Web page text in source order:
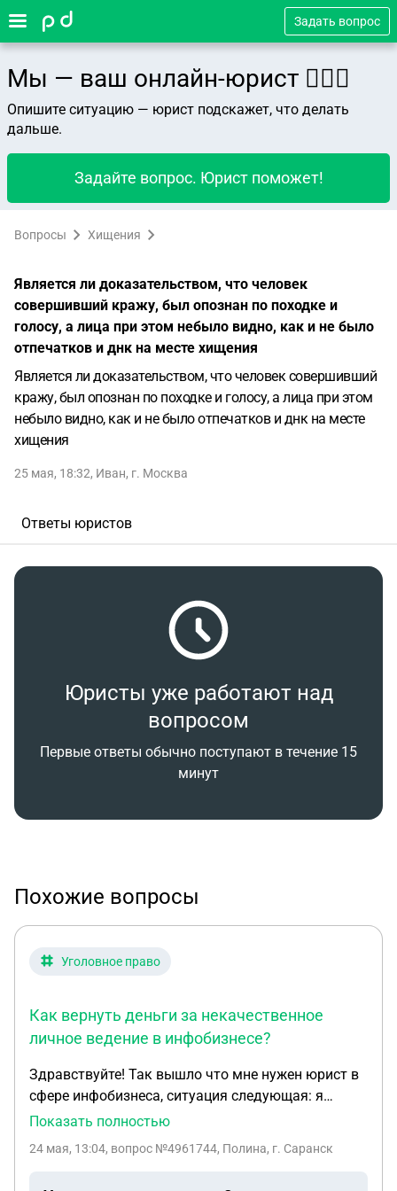
Задать вопрос
Мы — ваш онлайн-юрист 👨🏻‍⚖️
Опишите ситуацию — юрист подскажет, что делать
дальше.
Задайте вопрос. Юрист поможет!
Вопросы Хищения
Является ли доказательством, что человек
совершивший кражу, был опознан по походке и
голосу, а лица при этом небыло видно, как и не было
отпечатков и днк на месте хищения
Является ли доказательством, что человек совершивший
кражу, был опознан по походке и голосу, а лица при этом
небыло видно, как и не было отпечатков и днк на месте
хищения
25 мая, 18:32, Иван, г. Москва
Ответы юристов
Юристы уже работают над
вопросом
Первые ответы обычно поступают в течение 15
минут
Похожие вопросы
Уголовное право
Как вернуть деньги за некачественное
личное ведение в инфобизнесе?
Здравствуйте! Так вышло что мне нужен юрист в
сфере инфобизнеса, ситуация следующая: я
оплатила личное ведение у одного человека,
результатов как таковых нет. И сейчас этот
Показать полностью
24 мая, 13:04, вопрос №4961744, Полина, г. Саранск